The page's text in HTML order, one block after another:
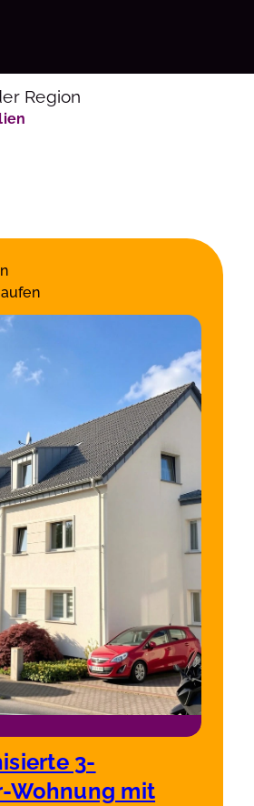
Region
3-
Wohnung mit